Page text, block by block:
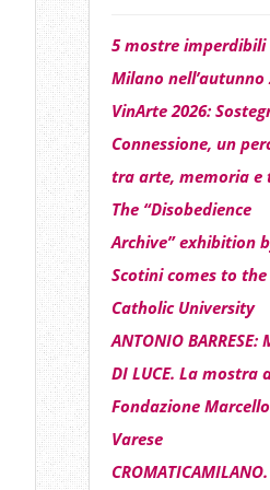
5 mostre imperdibili
Milano nell’autunno
VinArte 2026:
Connessione, un
tra arte, memoria e
The “Disobedience
Archive” exhibition
Scotini comes to
Catholic University
ANTONIO BARRESE:
DI LUCE. La mostra
Fondazione
Varese